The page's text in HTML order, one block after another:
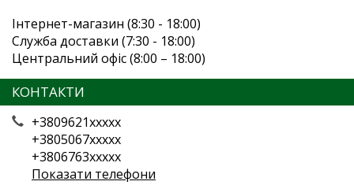
Інтернет-магазин (8:30 - 18:00)
Служба доставки (7:30 - 18:00)
Центральний офіс (8:00 – 18:00)
КОНТАКТИ
+3809621xxxxx
+3805067xxxxx
+3806763xxxxx
Показати телефони